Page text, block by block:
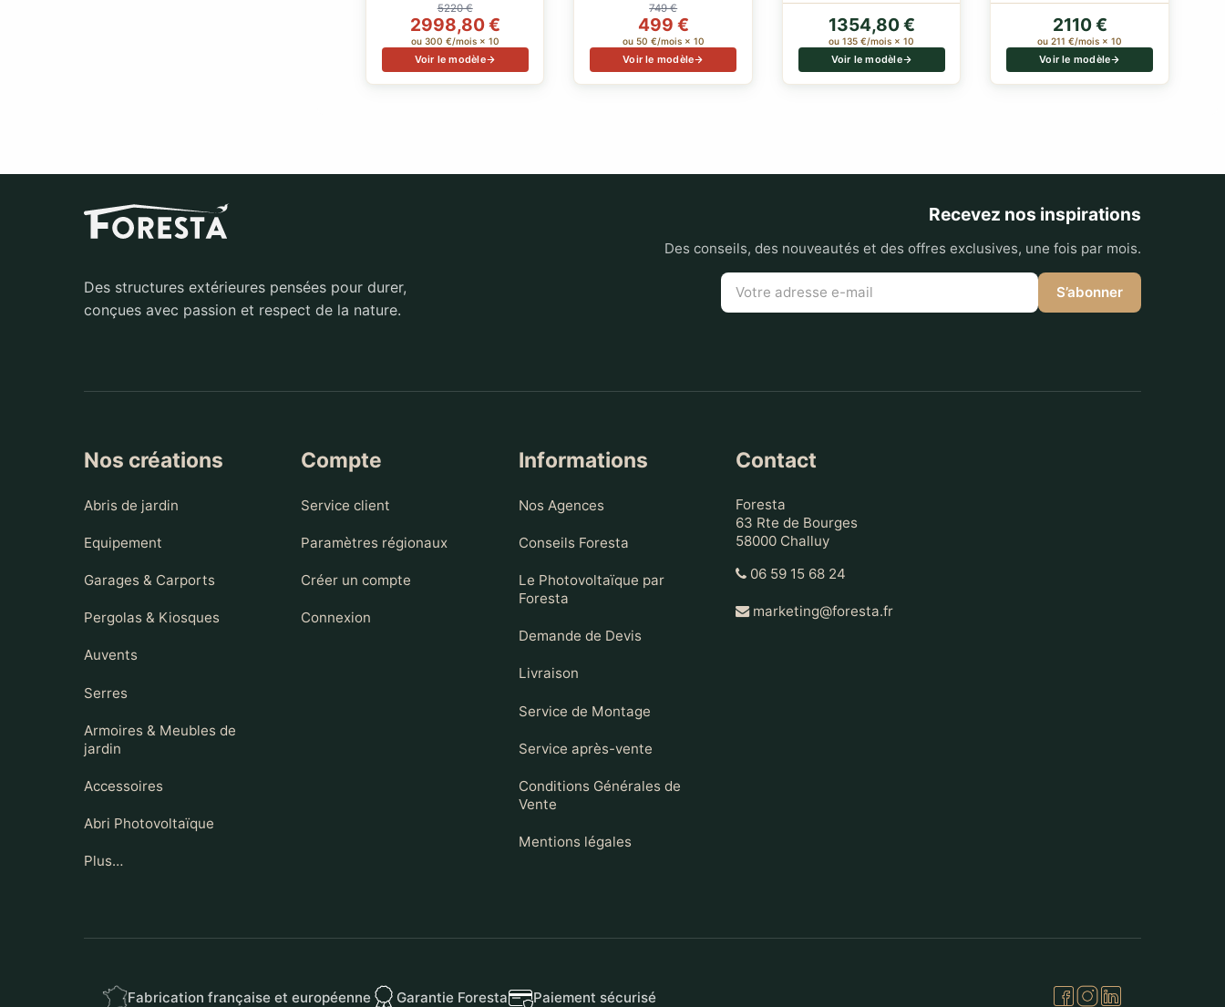
5220 €
2998,80 €
ou 300 €/mois × 10
Voir le modèle
749 €
499 €
ou 50 €/mois × 10
Voir le modèle
1354,80 €
ou 135 €/mois × 10
Voir le modèle
2110 €
ou 211 €/mois × 10
Voir le modèle
Des structures extérieures pensées pour durer,
conçues avec passion et respect de la nature.
Recevez nos inspirations
Des conseils, des nouveautés et des offres exclusives, une fois par mois.
S’abonner
Nos créations
Abris de jardin
Equipement
Garages & Carports
Pergolas & Kiosques
Auvents
Serres
Armoires & Meubles de
jardin
Accessoires
Abri Photovoltaïque
Plus…
Compte
Service client
Paramètres régionaux
Créer un compte
Connexion
Informations
Nos Agences
Conseils Foresta
Le Photovoltaïque par
Foresta
Demande de Devis
Livraison
Service de Montage
Service après-vente
Conditions Générales de
Vente
Mentions légales
Contact
Foresta
63 Rte de Bourges
58000 Challuy
06 59 15 68 24
marketing@foresta.fr
Fabrication française et européenne Garantie Foresta Paiement sécurisé